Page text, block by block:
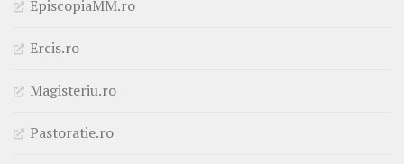
EpiscopiaMM.ro
Ercis.ro
Magisteriu.ro
Pastoratie.ro